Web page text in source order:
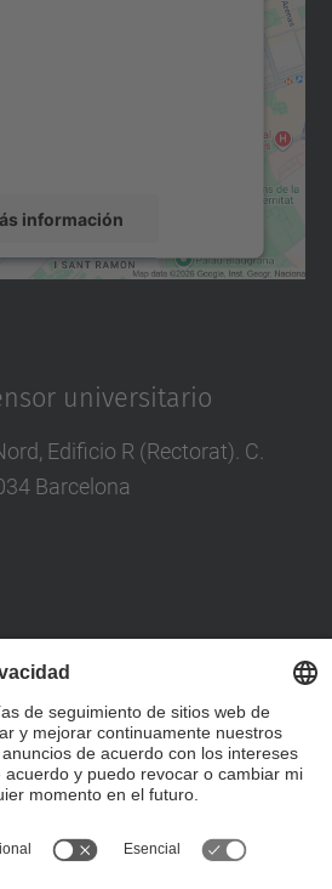
información
Aceptar
universitario
Edificio R (Rectorat). C.
Barcelona